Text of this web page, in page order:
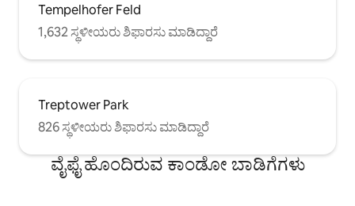
Tempelhofer Feld
1,632 ಸ್ಥಳೀಯರು ಶಿಫಾರಸು ಮಾಡಿದ್ದಾರೆ
Treptower Park
826 ಸ್ಥಳೀಯರು ಶಿಫಾರಸು ಮಾಡಿದ್ದಾರೆ
ವೈಫೈ ಹೊಂದಿರುವ ಕಾಂಡೋ ಬಾಡಿಗೆಗಳು